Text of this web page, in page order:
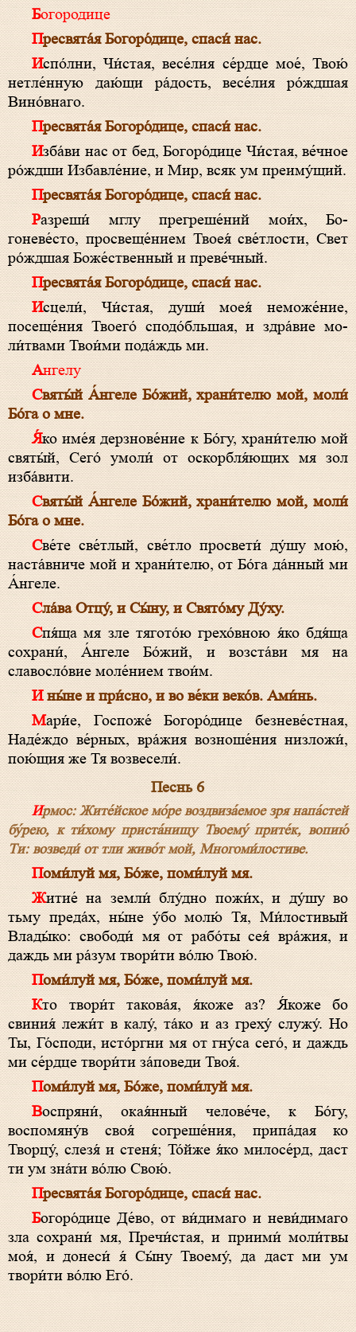
Богородице
Пре­свя­та́я Бо­го­ро́­ди­це, спа­си́ нас.
Испо́лни, Чи́с­тая, весе́лия се́рдце мое́, Твою́
нетле́нную даю́щи ра́дость, весе́лия ро́ждшая
Вино́внаго.
Пре­свя­та́я Бо­го­ро́­ди­це, спа­си́ нас.
Изба́ви нас от бед, Бо­го­ро́­ди­це Чи́с­тая, ве́чное
ро́ждши Избавле́ние, и Мир, всяк ум преиму́щий.
Пре­свя­та́я Бо­го­ро́­ди­це, спа­си́ нас.
Разреши́ мглу прегреше́ний мои́х, Бо­
гоневе́сто, просвеще́нием Твоея́ све́тлости, Свет
ро́ждшая Бо­же́­ст­венный и преве́чный.
Пре­свя­та́я Бо­го­ро́­ди­це, спа­си́ нас.
Исцели́, Чи́с­тая, души́ моея́ неможе́ние,
посеще́ния Твоего́ сподо́бльшая, и здра́вие мо­
ли́т­вами Твои́ми пода́ждь ми.
Ангелу
Свя­ты́й А́н­ге­ле Бо́­жий, храни́телю мой, моли́
Бо́­га о мне.
Я́ко име́я дерзнове́ние к Бо́­гу, храни́телю мой
свя­ты́й, Сего́ умоли́ от оскорбля́ющих мя зол
изба́вити.
Свя­ты́й А́н­ге­ле Бо́­жий, храни́телю мой, моли́
Бо́­га о мне.
Све́те све́тлый, све́тло просвети́ ду́шу мою́,
наста́вниче мой и храни́телю, от Бо́­га да́нный ми
А́н­ге­ле.
Сла́ва От­цу́, и Сы́­ну, и Свя­то́­му Ду́­ху.
Спя́ща мя зле тягото́ю грехо́вною я́ко бдя́ща
сохрани́, А́н­ге­ле Бо́­жий, и возста́ви мя на
славосло́вие моле́нием твои́м.
И ны́не и при́сно, и во ве́ки веко́в. Ами́нь.
Ма­ри́е, Гос­по­же́ Бо­го­ро́­ди­це безневе́стная,
Наде́ждо ве́рных, вра́жия возноше́ния низложи́,
пою́щия же Тя возвесели́.
Песнь 6
Ирмос: Жите́йское мо́ре воздвиза́емое зря напа́стей
бу́рею, к ти́хому приста́нищу Твоему́ прите́к, вопию́
Ти: возведи́ от тли живо́т мой, Многоми́­ло­стиве.
Поми́луй мя, Бо́­же, поми́луй мя.
Житие́ на земли́ блу́дно пожи́х, и ду́шу во
тьму преда́х, ны́не у́бо молю́ Тя, Ми́­ло­стивый
Вла­ды́ко: свободи́ мя от рабо́ты сея́ вра́жия, и
даждь ми ра́зум твори́ти во́лю Твою́.
Поми́луй мя, Бо́­же, поми́луй мя.
Кто твори́т такова́я, я́коже аз? Я́коже бо
свиния́ лежи́т в калу́, та́ко и аз греху́ служу́. Но
Ты, Го́с­по­ди, исто́ргни мя от гну́са сего́, и даждь
ми се́рдце твори́ти за́поведи Твоя́.
Поми́луй мя, Бо́­же, поми́луй мя.
Воспряни́, окая́нный челове́че, к Бо́­гу,
воспомяну́в своя́ согреше́ния, припа́дая ко
Творцу́, слезя́ и стеня́; То́йже я́ко ми­ло­се́р­д, даст
ти ум зна́ти во́лю Свою́.
Пре­свя­та́я Бо­го­ро́­ди­це, спа­си́ нас.
Бо­го­ро́­ди­це Де́­во, от ви́димаго и неви́димаго
зла сохрани́ мя, Пре­чи́с­тая, и приими́ мо­ли́т­вы
моя́, и донеси́ я́ Сы́­ну Твоему́, да даст ми ум
твори́ти во́лю Его́.